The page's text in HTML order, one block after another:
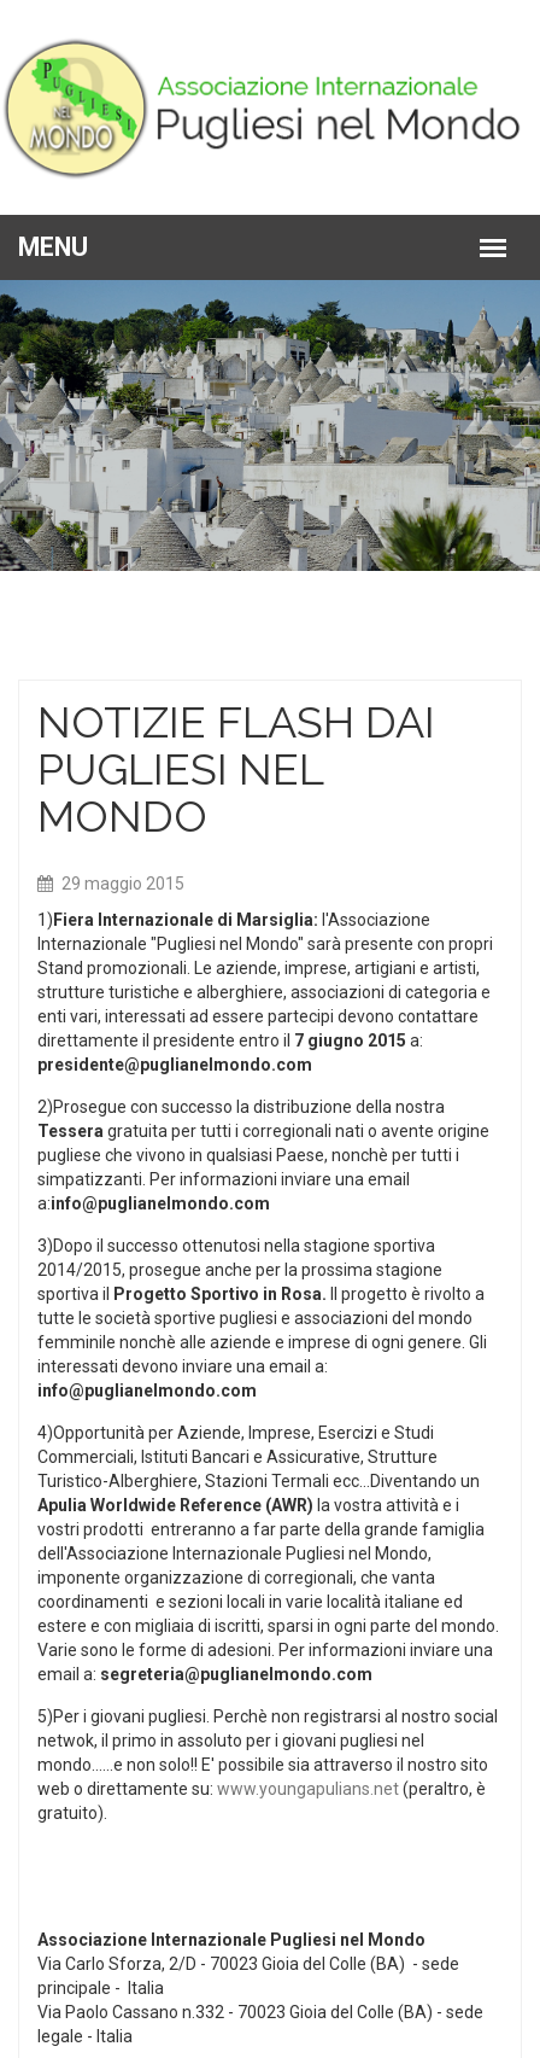
NOTIZIE FLASH DAI
PUGLIESI NEL
MONDO
29 maggio 2015
1) Fiera Internazionale di Marsiglia: l'Associazione
Internazionale "Pugliesi nel Mondo" sarà presente con propri
Stand promozionali. Le aziende, imprese, artigiani e artisti,
strutture turistiche e alberghiere, associazioni di categoria e
enti vari, interessati ad essere partecipi devono contattare
direttamente il presidente entro il 7 giugno 2015 a:
presidente@puglianelmondo.com
2)Prosegue con successo la distribuzione della nostra
Tessera gratuita per tutti i corregionali nati o avente origine
pugliese che vivono in qualsiasi Paese, nonchè per tutti i
simpatizzanti. Per informazioni inviare una email
a:info@puglianelmondo.com
3)Dopo il successo ottenutosi nella stagione sportiva
2014/2015, prosegue anche per la prossima stagione
sportiva il
Progetto Sportivo in Rosa. Il progetto è rivolto a
tutte le società sportive pugliesi e associazioni del mondo
femminile nonchè alle aziende e imprese di ogni genere. Gli
interessati devono inviare una email a:
info@puglianelmondo.com
4)Opportunità per Aziende, Imprese, Esercizi e Studi
Commerciali, Istituti Bancari e Assicurative, Strutture
Turistico-Alberghiere, Stazioni Termali ecc...Diventando un
Apulia Worldwide Reference (AWR) la vostra attività e i
vostri prodotti entreranno a far parte della grande famiglia
dell'Associazione Internazionale Pugliesi nel Mondo,
imponente organizzazione di corregionali, che vanta
coordinamenti e sezioni locali in varie località italiane ed
estere e con migliaia di iscritti, sparsi in ogni parte del mondo.
Varie sono le forme di adesioni. Per informazioni inviare una
email a: segreteria@puglianelmondo.com
5)Per i giovani pugliesi. Perchè non registrarsi al nostro social
netwok, il primo in assoluto per i giovani pugliesi nel
mondo......e non solo!! E' possibile sia attraverso il nostro sito
web o direttamente su: www.youngapulians.net(peraltro, è
gratuito).
Associazione Internazionale Pugliesi nel Mondo
Via Carlo Sforza, 2/D - 70023 Gioia del Colle (BA) - sede
principale - Italia
Via Paolo Cassano n.332 - 70023 Gioia del Colle (BA) - sede
legale - Italia